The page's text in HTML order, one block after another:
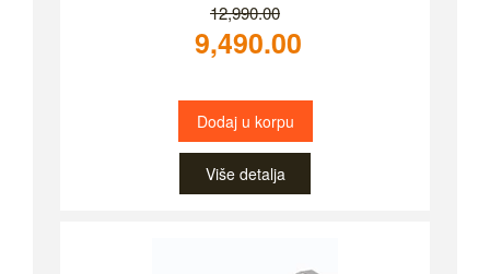
12,990.00
9,490.00
Dodaj u korpu
Više detalja